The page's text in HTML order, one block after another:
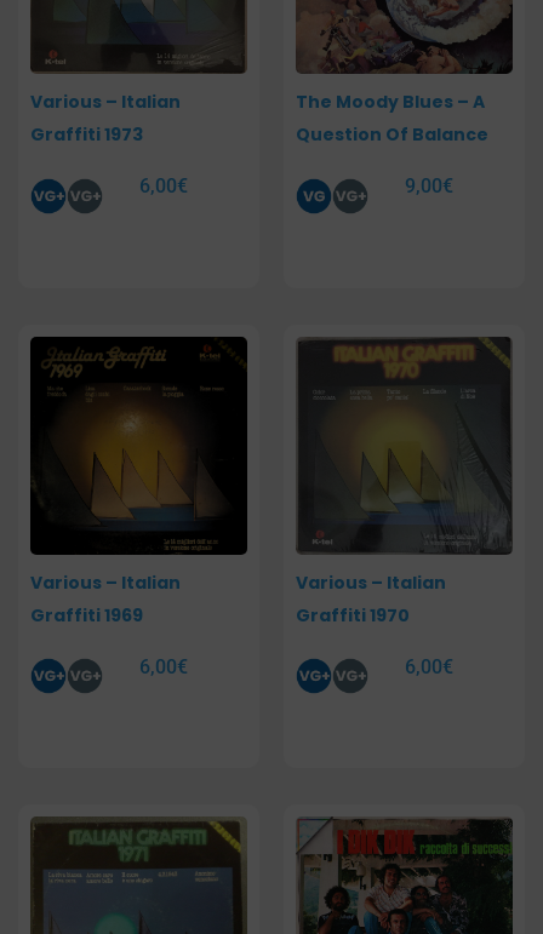
Various – Italian
Graffiti 1973
6,00€
The Moody Blues – A
Question Of Balance
9,00€
Various – Italian
Graffiti 1969
6,00€
Various – Italian
Graffiti 1970
6,00€